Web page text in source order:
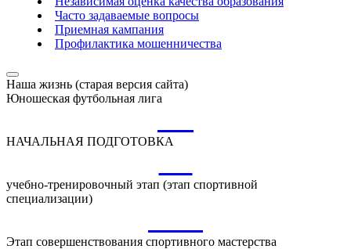
Часто задаваемые вопросы
Приемная кампания
Профилактика мошенничества
Наша жизнь (старая версия сайта)
Юношеская футбольная лига
НАЧАЛЬНАЯ ПОДГОТОВКА
учебно-тренировочный этап (этап спортивной
специализации)
Этап совершенствования спортивного мастерства